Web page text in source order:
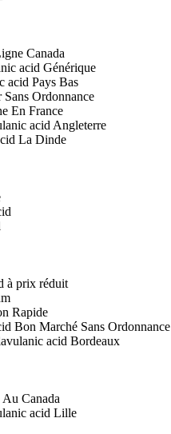
Canada
acid Générique
acid Pays Bas
Ordonnance
En France
acid Angleterre
La Dinde
à prix réduit
Rapide
Bon Marché Sans Ordonnance
acid Bordeaux
Canada
acid Lille